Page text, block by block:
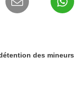
des mineurs